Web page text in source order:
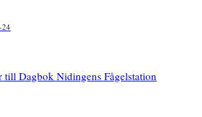
24
till Dagbok Nidingens Fågelstation